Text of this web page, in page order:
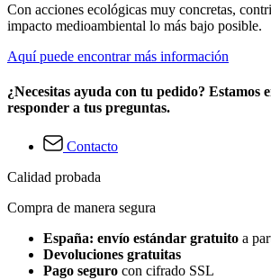
Con acciones ecológicas muy concretas,
impacto medioambiental lo más bajo posible.
Aquí puede encontrar más información
¿Necesitas ayuda con tu pedido? Estamos
responder a tus preguntas.
Contacto
Calidad probada
Compra de manera segura
España: envío estándar gratuito a
Devoluciones gratuitas
Pago seguro con cifrado SSL